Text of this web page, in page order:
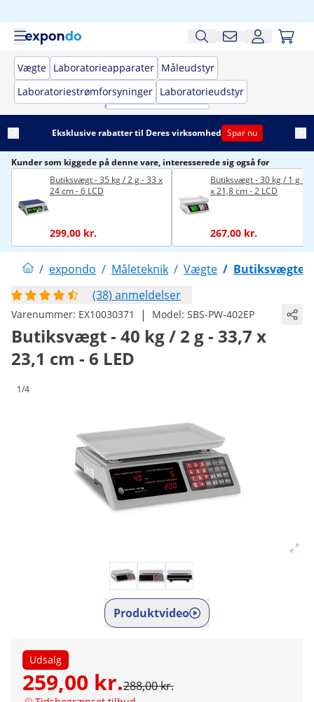
Vægte Laboratorieapparater Måleudstyr
Laboratoriestrømforsyninger Laboratorieudstyr
Eksklusive rabatter til Deres virksomhed Spar nu
Kunder som kiggede på denne vare, interesserede sig også for
Butiksvægt - 35 kg / 2 g - 33 x
24 cm - 6 LCD
299,00 kr.
Butiksvægt - 30 kg / 1 g -
x 21,8 cm - 2 LCD
267,00 kr.
/ expondo / Måleteknik / Vægte / Butiksvægte
(38) anmeldelser
Varenummer: EX10030371 | Model: SBS-PW-402EP
Butiksvægt - 40 kg / 2 g - 33,7 x
23,1 cm - 6 LED
1/4
Produktvideo
Udsalg
259,00 kr.288,00 kr.